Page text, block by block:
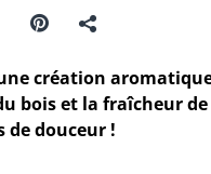
création
bois et la fraîcheur
de douceur !